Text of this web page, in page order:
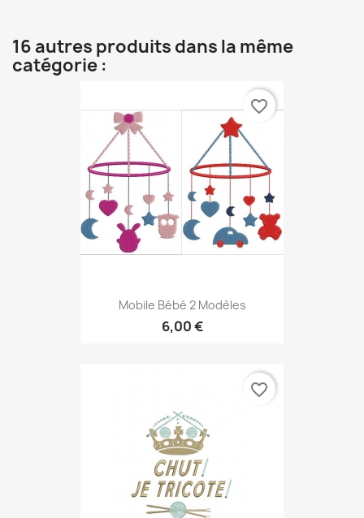
16 autres produits dans la même
catégorie :
Mobile Bébé 2 Modèles
6,00 €
favorite_border
favorite_border